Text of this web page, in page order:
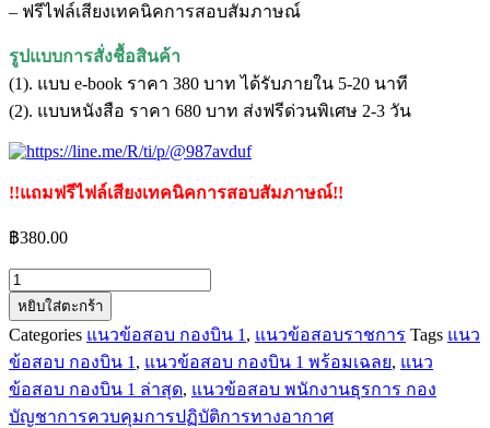
– ฟรีไฟล์เสียงเทคนิคการสอบสัมภาษณ์
รูปแบบการสั่งชื้อสินค้า
(1). แบบ e-book ราคา 380 บาท ได้รับภายใน 5-20 นาที
(2). แบบหนังสือ ราคา 680 บาท ส่งฟรีด่วนพิเศษ 2-3 วัน
!!แถมฟรีไฟล์เสียงเทคนิคการสอบสัมภาษณ์!!
฿380.00
จำนวน
แนว
ข้อสอบ
พนักงาน
ธุรการ
กอง
หยิบใส่ตะกร้า
Categories แนวข้อสอบ กองบิน 1 , แนวข้อสอบราชการ Tags แนว
ข้อสอบ กองบิน 1 , แนวข้อสอบ กองบิน 1 พร้อมเฉลย, แนว
ข้อสอบ กองบิน 1 ล่าสุด, แนวข้อสอบ พนักงานธุรการ กอง
บัญชาการควบคุมการปฏิบัติการทางอากาศ